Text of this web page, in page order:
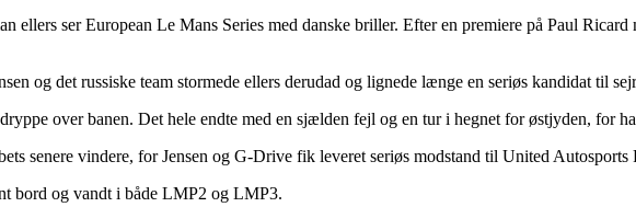
ellers ser European Le Mans Series med danske briller. Efter en premiere på Paul
og det russiske team stormede ellers derudad og lignede længe en seriøs kandidat til
over banen. Det hele endte med en sjælden fejl og en tur i hegnet for østjyden, for
senere vindere, for Jensen og G-Drive fik leveret seriøs modstand til United
bord og vandt i både LMP2 og LMP3.